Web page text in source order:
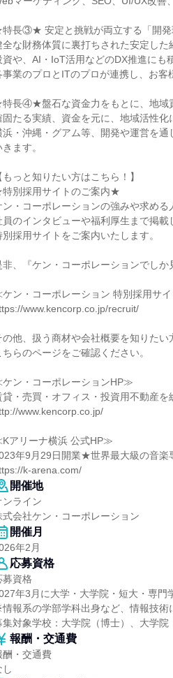
長③★ 安定と挑戦が両立する「開発
全な財務体質に裏打ちされた安定し
資や、AI・IoT活用などのDX推進にも
事業のプロとITのプロが連携し、お客
長④★盤石な資金力をもとに、地域
固たる実績、資金を元に、地域活性化
浜・沖縄・グアム等、開発や運営を
きます。
もっと知りたい方はこちら！】
別採用サイトのご案内★
ン・コーポレーションの強みや求める
員のインタビューや福利厚生まで掲載
別採用サイトをご案内いたします。
非、『ケン・コーポレーションでしか
ン・コーポレーション 特別採用サ
www.kencorp.co.jp/recruit/
の他、扱う商材や会社概要を知りたい
ちらのページをご確認ください。
ン・コーポレーションHP≫
貸・売買・オフィス・投資用不動産を
www.kencorp.co.jp/
アリーナ横浜 公式HP≫
年9月29日開業★世界最大級の音楽
k-arena.com/
開催地
ンライン
式会社ケン・コーポレーション
開催月
年2月
応募資格
募資格
年3月に大学・大学院・短大・専門
報系の学部学科出身など、情報技術
集対象学校：大学院（博士）、大学
報酬・交通費
酬・交通費
し